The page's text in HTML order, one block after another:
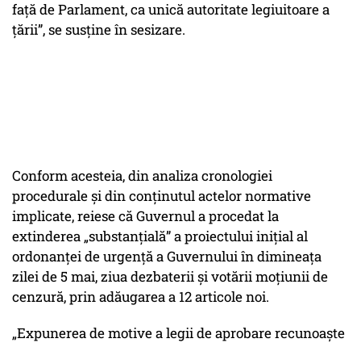
faţă de Parlament, ca unică autoritate legiuitoare a
ţării”, se susţine în sesizare.
Conform acesteia, din analiza cronologiei
procedurale şi din conţinutul actelor normative
implicate, reiese că Guvernul a procedat la
extinderea „substanţială” a proiectului iniţial al
ordonanţei de urgenţă a Guvernului în dimineaţa
zilei de 5 mai, ziua dezbaterii şi votării moţiunii de
cenzură, prin adăugarea a 12 articole noi.
„Expunerea de motive a legii de aprobare recunoaşte